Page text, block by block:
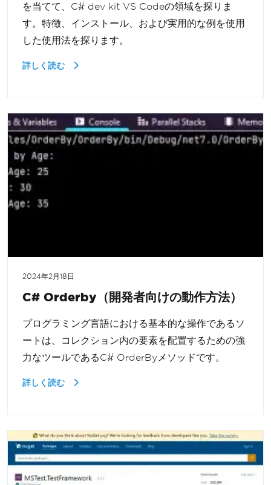
を当てて、C# dev kit VS Codeの領域を探りま
す。特徴、インストール、および実用的な例を使用
した使用法を探ります。
詳しく読む
2024年2月18日
C# Orderby（開発者向けの動作方法）
プログラミング言語における基本的な操作であるソ
ートは、コレクション内の要素を配置するための強
力なツールであるC# OrderByメソッドです。
詳しく読む